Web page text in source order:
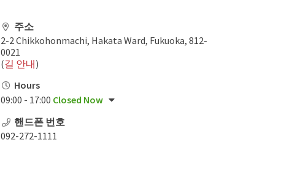
주소
2-2 Chikkohonmachi, Hakata Ward, Fukuoka, 812-
0021
(길 안내)
Hours
09:00 - 17:00 Closed Now
핸드폰 번호
092-272-1111